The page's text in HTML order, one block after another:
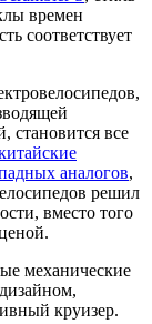
времен
соответствует
становится все
аналогов,
решил
вместо того
механические
круизер.